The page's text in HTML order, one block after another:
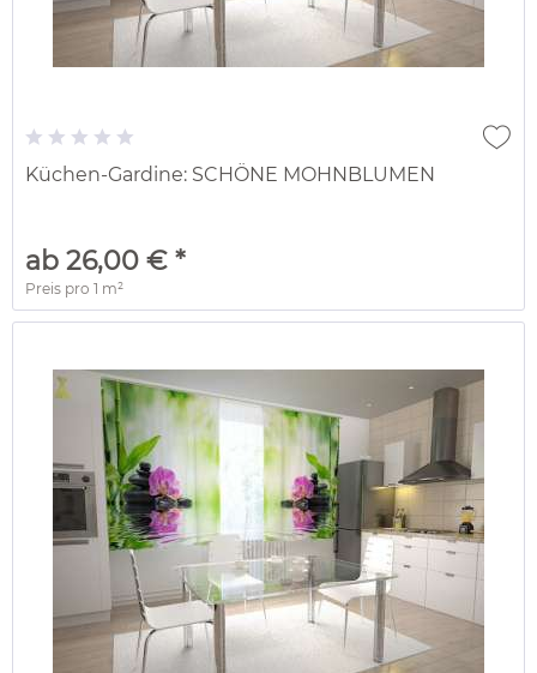
Küchen-Gardine: SCHÖNE MOHNBLUMEN
ab 26,00 € *
Preis pro1 m²